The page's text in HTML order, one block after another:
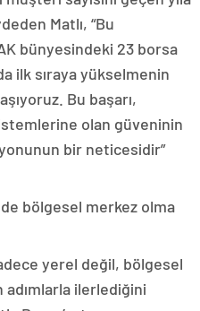
Matlı, “Bu
bünyesindeki 23 borsa
ilk sıraya yükselmenin
Bu başarı,
olan güveninin
bir neticesidir”
bölgesel merkez olma
yerel değil, bölgesel
ilerlediğini